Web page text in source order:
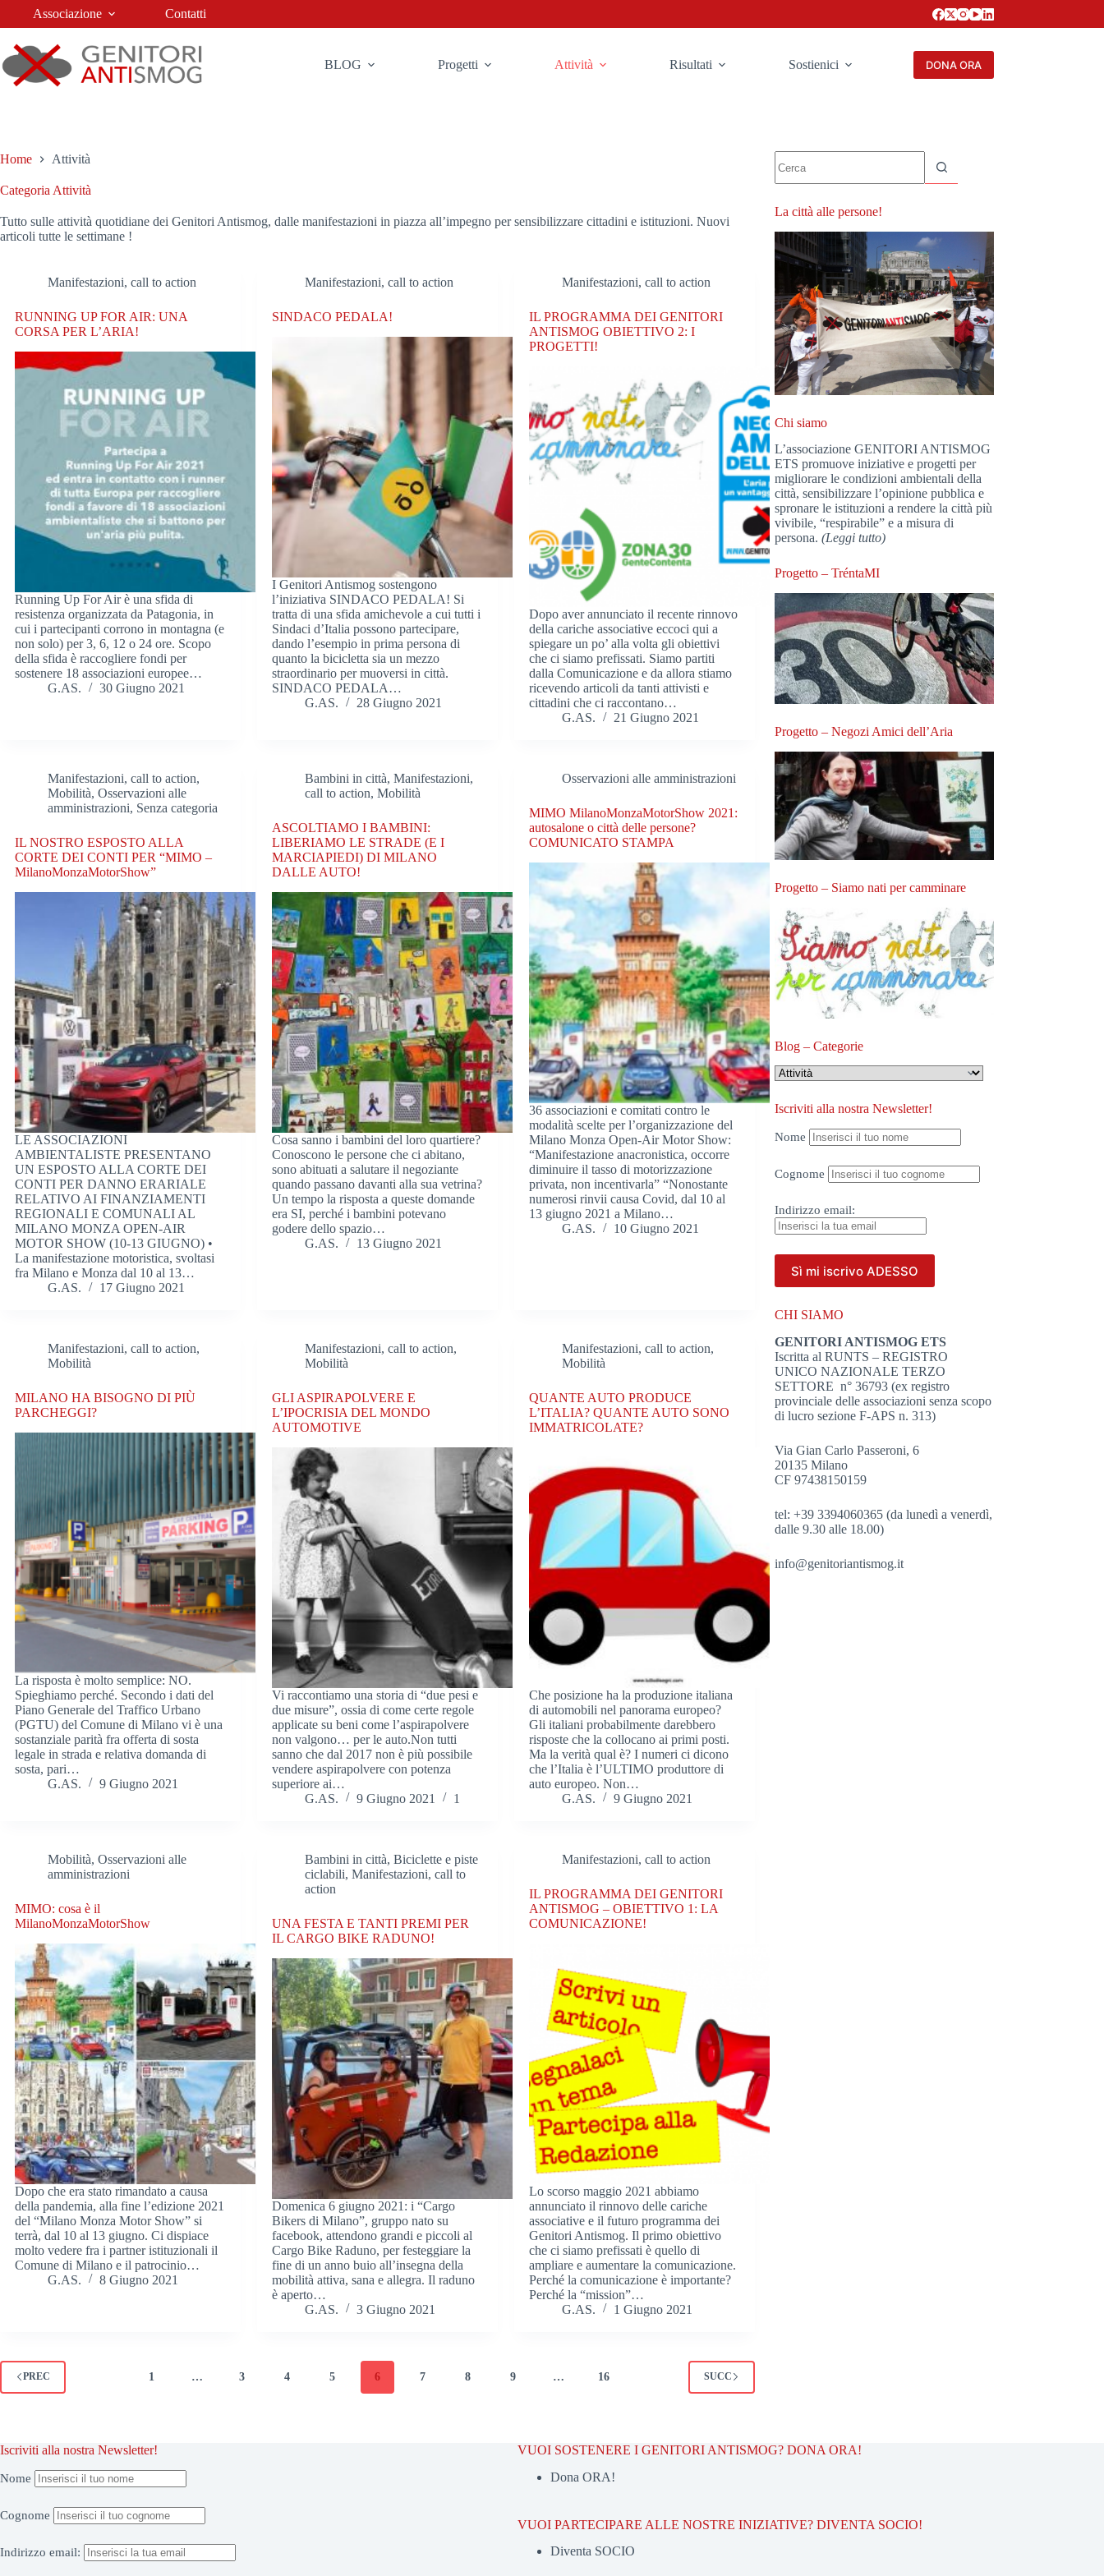
Associazione Contatti
BLOG Progetti Attività Risultati Sostienici DONA ORA
Home Attività
Categoria Attività
Tutto sulle attività quotidiane dei Genitori Antismog, dalle manifestazioni in piazza all’impegno per sensibilizzare cittadini e istituzioni. Nuovi
articoli tutte le settimane !
Manifestazioni, call to action
RUNNING UP FOR AIR: UNA
CORSA PER L’ARIA!
Running Up For Air è una sfida di
resistenza organizzata da Patagonia, in
cui i partecipanti corrono in montagna (e
non solo) per 3, 6, 12 o 24 ore. Scopo
della sfida è raccogliere fondi per
sostenere 18 associazioni europee…
G.AS.
30 Giugno 2021
Manifestazioni, call to action
SINDACO PEDALA!
I Genitori Antismog sostengono
l’iniziativa SINDACO PEDALA! Si
tratta di una sfida amichevole a cui tutti i
Sindaci d’Italia possono partecipare,
dando l’esempio in prima persona di
quanto la bicicletta sia un mezzo
straordinario per muoversi in città.
SINDACO PEDALA…
G.AS.
28 Giugno 2021
Manifestazioni, call to action
IL PROGRAMMA DEI GENITORI
ANTISMOG OBIETTIVO 2: I
PROGETTI!
Dopo aver annunciato il recente rinnovo
della cariche associative eccoci qui a
spiegare un po’ alla volta gli obiettivi
che ci siamo prefissati. Siamo partiti
dalla Comunicazione e da allora stiamo
ricevendo articoli da tanti attivisti e
cittadini che ci raccontano…
G.AS.
21 Giugno 2021
Manifestazioni, call to action,
Mobilità, Osservazioni alle
amministrazioni, Senza categoria
IL NOSTRO ESPOSTO ALLA
CORTE DEI CONTI PER “MIMO –
MilanoMonzaMotorShow”
LE ASSOCIAZIONI
AMBIENTALISTE PRESENTANO
UN ESPOSTO ALLA CORTE DEI
CONTI PER DANNO ERARIALE
RELATIVO AI FINANZIAMENTI
REGIONALI E COMUNALI AL
MILANO MONZA OPEN-AIR
MOTOR SHOW (10-13 GIUGNO) •
La manifestazione motoristica, svoltasi
fra Milano e Monza dal 10 al 13…
G.AS.
17 Giugno 2021
Bambini in città,Manifestazioni,
call to action,Mobilità
ASCOLTIAMO I BAMBINI:
LIBERIAMO LE STRADE (E I
MARCIAPIEDI) DI MILANO
DALLE AUTO!
Cosa sanno i bambini del loro quartiere?
Conoscono le persone che ci abitano,
sono abituati a salutare il negoziante
quando passano davanti alla sua vetrina?
Un tempo la risposta a queste domande
era SI, perché i bambini potevano
godere dello spazio…
G.AS.
13 Giugno 2021
Osservazioni alle amministrazioni
MIMO MilanoMonzaMotorShow 2021:
autosalone o città delle persone?
COMUNICATO STAMPA
36 associazioni e comitati contro le
modalità scelte per l’organizzazione del
Milano Monza Open-Air Motor Show:
“Manifestazione anacronistica, occorre
diminuire il tasso di motorizzazione
privata, non incentivarla” “Nonostante
numerosi rinvii causa Covid, dal 10 al
13 giugno 2021 a Milano…
G.AS.
10 Giugno 2021
Manifestazioni, call to action,
Mobilità
MILANO HA BISOGNO DI PIÙ
PARCHEGGI?
La risposta è molto semplice: NO.
Spieghiamo perché. Secondo i dati del
Piano Generale del Traffico Urbano
(PGTU) del Comune di Milano vi è una
sostanziale parità fra offerta di sosta
legale in strada e relativa domanda di
sosta, pari…
G.AS.
9 Giugno 2021
Manifestazioni, call to action,
Mobilità
GLI ASPIRAPOLVERE E
L’IPOCRISIA DEL MONDO
AUTOMOTIVE
Vi raccontiamo una storia di “due pesi e
due misure”, ossia di come certe regole
applicate su beni come l’aspirapolvere
non valgono… per le auto.Non tutti
sanno che dal 2017 non è più possibile
vendere aspirapolvere con potenza
superiore ai…
G.AS.
9 Giugno 2021 1
Manifestazioni, call to action,
Mobilità
QUANTE AUTO PRODUCE
L’ITALIA? QUANTE AUTO SONO
IMMATRICOLATE?
Che posizione ha la produzione italiana
di automobili nel panorama europeo?
Gli italiani probabilmente darebbero
risposte che la collocano ai primi posti.
Ma la verità qual è? I numeri ci dicono
che l’Italia è l’ULTIMO produttore di
auto europeo. Non…
G.AS.
9 Giugno 2021
Mobilità, Osservazioni alle
amministrazioni
MIMO: cosa è il
MilanoMonzaMotorShow
Dopo che era stato rimandato a causa
della pandemia, alla fine l’edizione 2021
del “Milano Monza Motor Show” si
terrà, dal 10 al 13 giugno. Ci dispiace
molto vedere fra i partner istituzionali il
Comune di Milano e il patrocinio…
G.AS.
8 Giugno 2021
Bambini in città,Biciclette e piste
ciclabili,Manifestazioni, call to
action
UNA FESTA E TANTI PREMI PER
IL CARGO BIKE RADUNO!
Domenica 6 giugno 2021: i “Cargo
Bikers di Milano”, gruppo nato su
facebook, attendono grandi e piccoli al
Cargo Bike Raduno, per festeggiare la
fine di un anno buio all’insegna della
mobilità attiva, sana e allegra. Il raduno
è aperto…
G.AS.
3 Giugno 2021
Manifestazioni, call to action
IL PROGRAMMA DEI GENITORI
ANTISMOG – OBIETTIVO 1: LA
COMUNICAZIONE!
Lo scorso maggio 2021 abbiamo
annunciato il rinnovo delle cariche
associative e il futuro programma dei
Genitori Antismog. Il primo obiettivo
che ci siamo prefissati è quello di
ampliare e aumentare la comunicazione.
Perché la comunicazione è importante?
Perché la “mission”…
G.AS.
1 Giugno 2021
PREC 1 … 3 4 5 6 7 8 9 … 16 SUCC
risultato
La città alle persone!
Chi siamo
L’associazione GENITORI ANTISMOG
ETS promuove iniziative e progetti per
migliorare le condizioni ambientali della
città, sensibilizzare l’opinione pubblica e
spronare le istituzioni a rendere la città più
vivibile, “respirabile” e a misura di
persona.(Leggi tutto)
Progetto – TréntaMI
Progetto – Negozi Amici dell’Aria
Progetto – Siamo nati per camminare
Blog – Categorie
Blog
–
Iscriviti alla nostra Newsletter!
Nome
Cognome
Indirizzo email:
CHI SIAMO
GENITORI ANTISMOG ETS
Iscritta al RUNTS – REGISTRO
UNICO NAZIONALE TERZO
SETTORE n° 36793 (ex registro
provinciale delle associazioni senza scopo
di lucro sezione F-APS n. 313)
Via Gian Carlo Passeroni, 6
20135 Milano
CF 97438150159
tel: +39 3394060365 (da lunedì a venerdì,
dalle 9.30 alle 18.00)
info@genitoriantismog.it
Iscriviti alla nostra Newsletter!
Nome
Cognome
Indirizzo email:
VUOI SOSTENERE I GENITORI ANTISMOG? DONA ORA!
Dona ORA!
VUOI PARTECIPARE ALLE NOSTRE INIZIATIVE? DIVENTA SOCIO!
Diventa SOCIO